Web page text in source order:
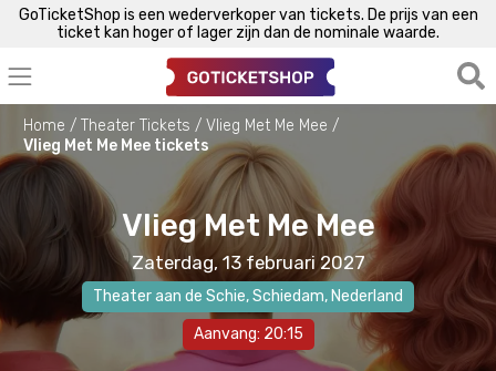
GoTicketShop is een wederverkoper van tickets. De prijs van een
ticket kan hoger of lager zijn dan de nominale waarde.
Home Theater Tickets
Vlieg Met Me Mee
Vlieg Met Me Mee tickets
Vlieg Met Me Mee
Zaterdag, 13 februari 2027
Theater aan de Schie,Schiedam, Nederland
Aanvang: 20:15